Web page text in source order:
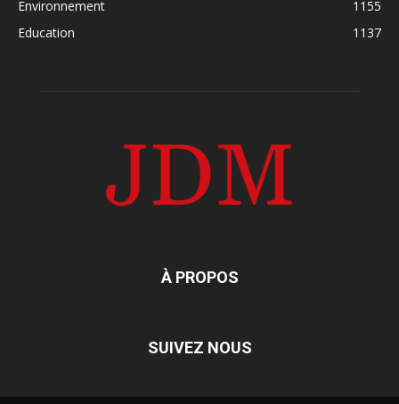
Environnement
1155
Education
1137
À PROPOS
SUIVEZ NOUS